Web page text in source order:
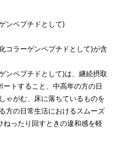
ンペプチドとして)
コラーゲンペプチドとして)が含
ンペプチドとして)は、継続摂取
トすること、中高年の方の日
ゃがむ、床に落ちているものを
方の日常生活におけるスムーズ
ねったり回すときの違和感を軽